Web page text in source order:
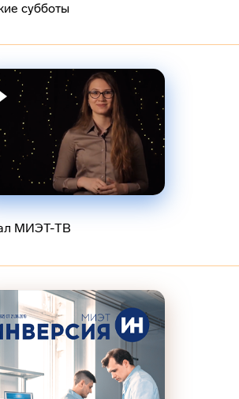
субботы
МИЭТ-ТВ